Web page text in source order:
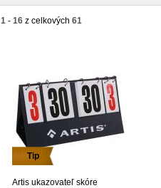
1 - 16 z celkových 61
Tip
Artis ukazovateľ skóre